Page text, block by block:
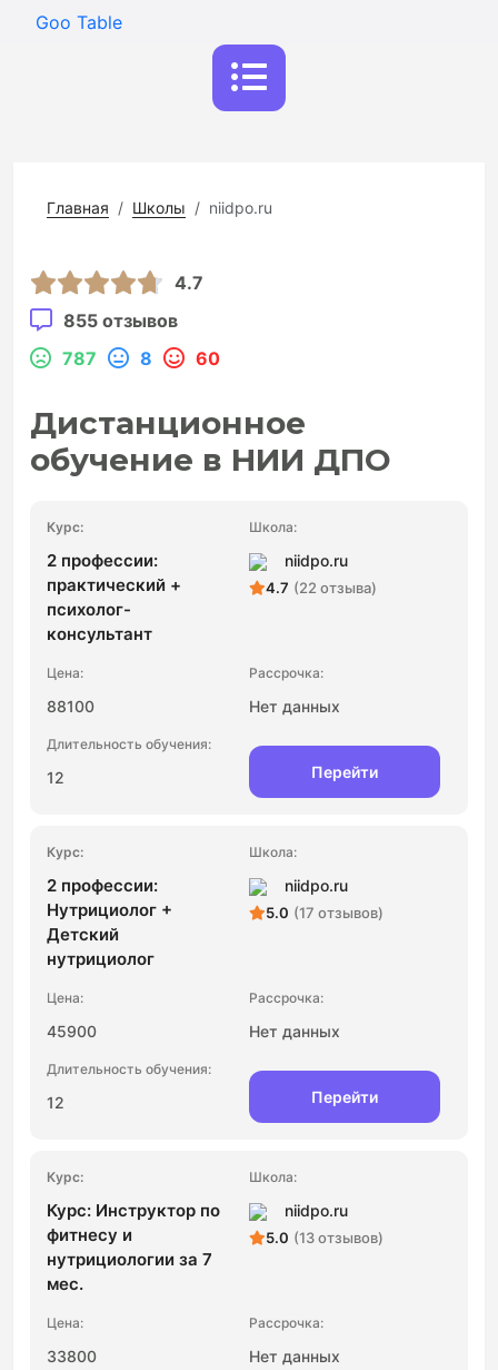
Goo Table
Главная Школы niidpo.ru
4.7
855 отзывов
787
8 60
Дистанционное
обучение в НИИ ДПО
2 профессии:
практический +
психолог-
консультант
niidpo.ru
4.7 (22 отзыва)
88100 Нет данных
12 Перейти
2 профессии:
Нутрициолог +
Детский
нутрициолог
niidpo.ru
5.0 (17 отзывов)
45900 Нет данных
12 Перейти
Курс: Инструктор по
фитнесу и
нутрициологии за 7
мес.
niidpo.ru
5.0 (13 отзывов)
33800 Нет данных